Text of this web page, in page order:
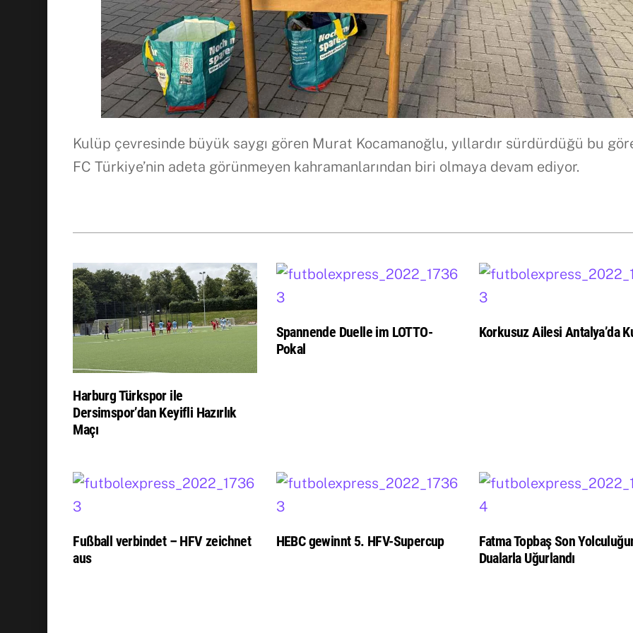
Kulüp çevresinde büyük saygı gören Murat Kocamanoğlu, yıllardır sürdürdüğü bu
FC Türkiye’nin adeta görünmeyen kahramanlarından biri olmaya devam ediyor.
Harburg Türkspor ile
Dersimspor’dan Keyifli Hazırlık
Maçı
Spannende Duelle im LOTTO-
Pokal
Korkusuz Ailesi Antalya’da
Fußball verbindet – HFV zeichnet
aus
HEBC gewinnt 5. HFV-Supercup
Fatma Topbaş Son
Dualarla Uğurlandı